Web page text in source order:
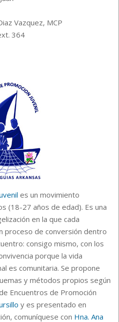
Vazquez, MCP
364
es un movimiento
(18-27 años de edad). Es una
en la que cada
proceso de conversión dentro
consigo mismo, con los
porque la vida
es comunitaria. Se propone
y métodos propios según
Encuentros de Promoción
y es presentado en
comuníquese con Hna. Ana